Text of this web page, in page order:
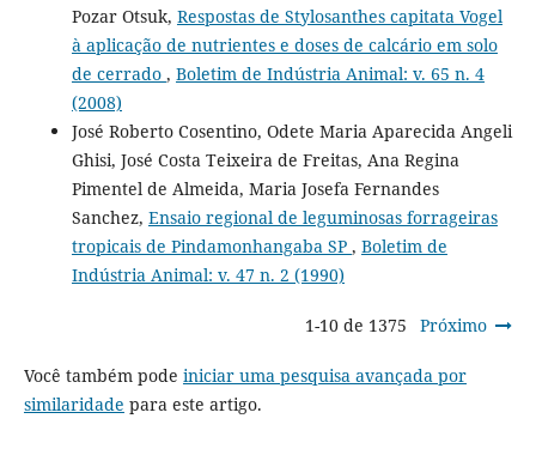
Pozar Otsuk, Respostas de Stylosanthes capitata Vogel
à aplicação de nutrientes e doses de calcário em solo
de cerrado , Boletim de Indústria Animal: v. 65 n. 4
(2008)
José Roberto Cosentino, Odete Maria Aparecida Angeli
Ghisi, José Costa Teixeira de Freitas, Ana Regina
Pimentel de Almeida, Maria Josefa Fernandes
Sanchez, Ensaio regional de leguminosas forrageiras
tropicais de Pindamonhangaba SP , Boletim de
Indústria Animal: v. 47 n. 2 (1990)
1-10 de 1375 Próximo
Você também pode iniciar uma pesquisa avançada por
similaridade para este artigo.